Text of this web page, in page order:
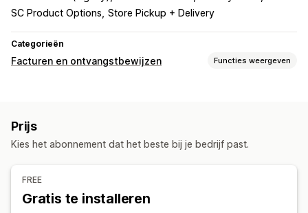
SC Product Options Store Pickup + Delivery
Categorieën
Facturen en ontvangstbewijzen Functies weergeven
Pakbonnen
Prijs
Kies het abonnement dat het beste bij je bedrijf past.
FREE
Gratis te installeren